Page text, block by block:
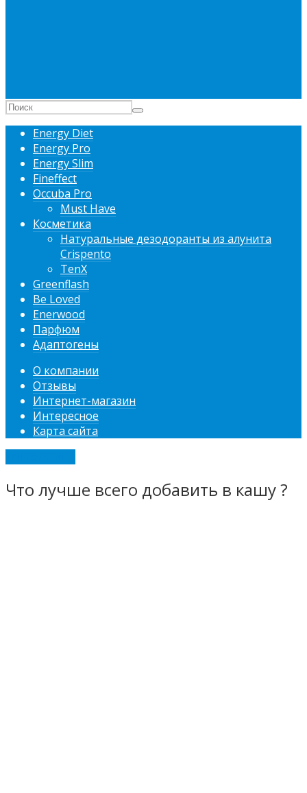
Energy Diet
Energy Pro
Energy Slim
Fineffect
Occuba Pro
Must Have
Косметика
Натуральные дезодоранты из алунита
Crispento
TenX
Greenflash
Be Loved
Enerwood
Парфюм
Адаптогены
О компании
Отзывы
Интернет-магазин
Интересное
Карта сайта
Что лучше всего добавить в кашу ?